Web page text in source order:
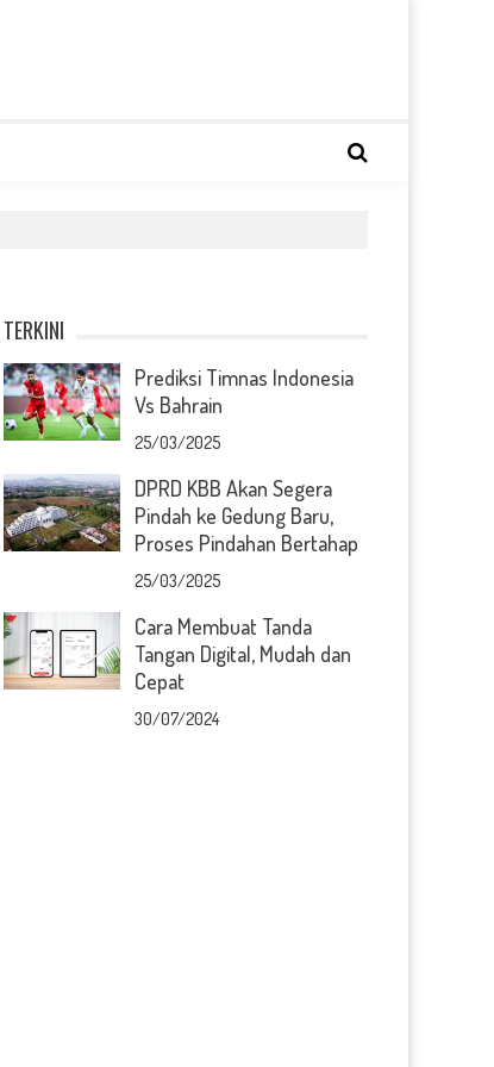
TERKINI
Prediksi Timnas Indonesia
Vs Bahrain
25/03/2025
DPRD KBB Akan Segera
Pindah ke Gedung Baru,
Proses Pindahan Bertahap
25/03/2025
Cara Membuat Tanda
Tangan Digital, Mudah dan
Cepat
30/07/2024